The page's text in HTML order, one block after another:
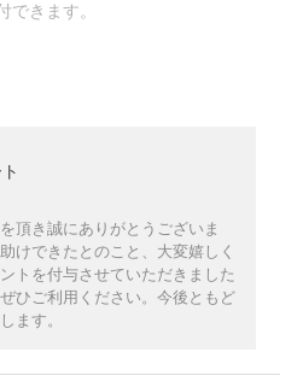
できます。
頂き誠にありがとうございま
けできたとのこと、大変嬉しく
トを付与させていただきました
ひご利用ください。今後ともど
ます。